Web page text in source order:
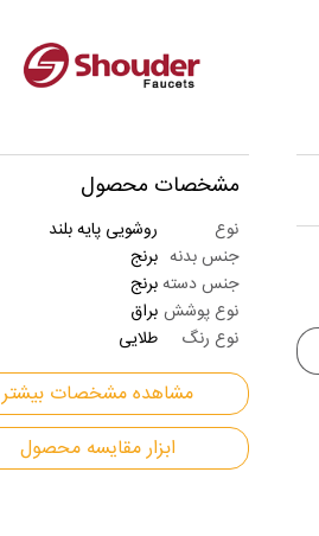
مشخصات محصول
نوع
روشویی پایه بلند
جنس بدنه برنج
جنس دستهبرنج
نوع پوشش براق
نوع رنگ
طلایی
مشاهده مشخصات بیشتر
ابزار مقایسه محصول